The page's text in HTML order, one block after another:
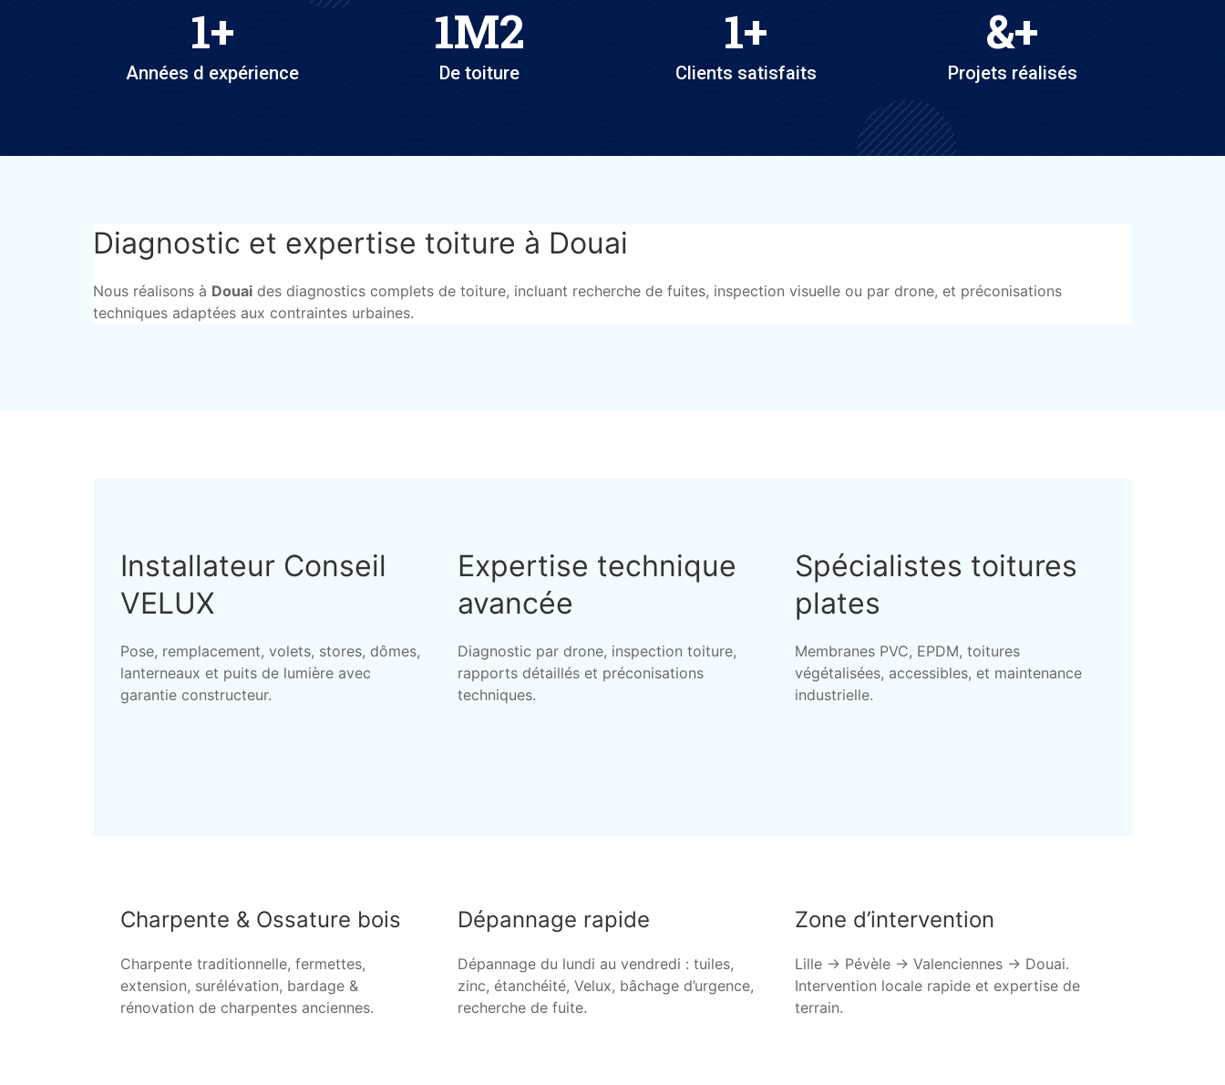
1+
Années d expérience
1M2
De toiture
1+
Clients satisfaits
&+
Projets réalisés
Diagnostic et expertise toiture à Douai
Nous réalisons à Douai des diagnostics complets de toiture, incluant recherche de fuites, inspection visuelle ou par drone, et préconisations
techniques adaptées aux contraintes urbaines.
Installateur Conseil
VELUX
Pose, remplacement, volets, stores, dômes,
lanterneaux et puits de lumière avec
garantie constructeur.
Expertise technique
avancée
Diagnostic par drone, inspection toiture,
rapports détaillés et préconisations
techniques.
Spécialistes toitures
plates
Membranes PVC, EPDM, toitures
végétalisées, accessibles, et maintenance
industrielle.
Charpente & Ossature bois
Charpente traditionnelle, fermettes,
extension, surélévation, bardage &
rénovation de charpentes anciennes.
Dépannage rapide
Dépannage du lundi au vendredi : tuiles,
zinc, étanchéité, Velux, bâchage d’urgence,
recherche de fuite.
Zone d’intervention
Lille → Pévèle → Valenciennes → Douai.
Intervention locale rapide et expertise de
terrain.